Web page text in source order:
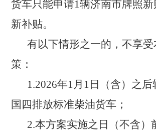
货车只能申请1辆济南市牌照
新补贴。
有以下情形之一的，不享
策：
1.2026年1月1日（含）之
国四排放标准柴油货车；
2.本方案实施之日（不含）